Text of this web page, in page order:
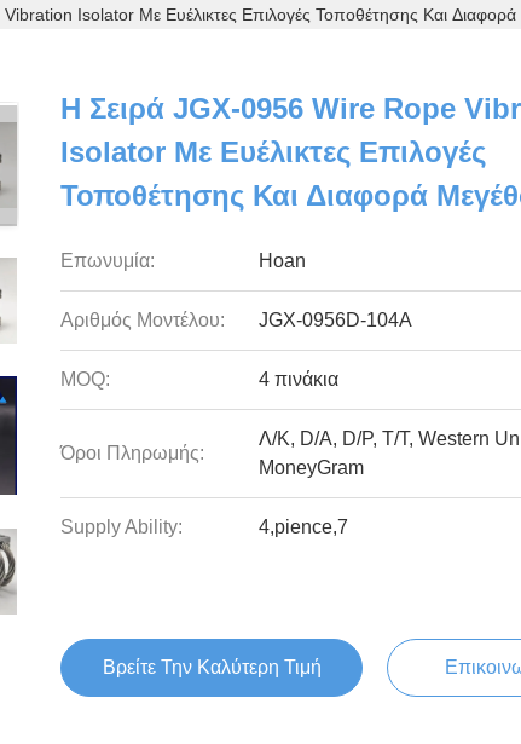
Isolator Με Ευέλικτες Επιλογές Τοποθέτησης Και
Η Σειρά JGX-0956 Wire Rope
Isolator Με Ευέλικτες Επιλογές
Τοποθέτησης Και Διαφορά
Επωνυμία: Hoan
Αριθμός Μοντέλου: JGX-0956D-104Α
MOQ: 4 πινάκια
Όροι Πληρωμής:
Λ/Κ, D/A, D/P, T/T, Western
MoneyGram
Supply Ability: 4,pience,7
Βρείτε Την Καλύτερη Τιμή